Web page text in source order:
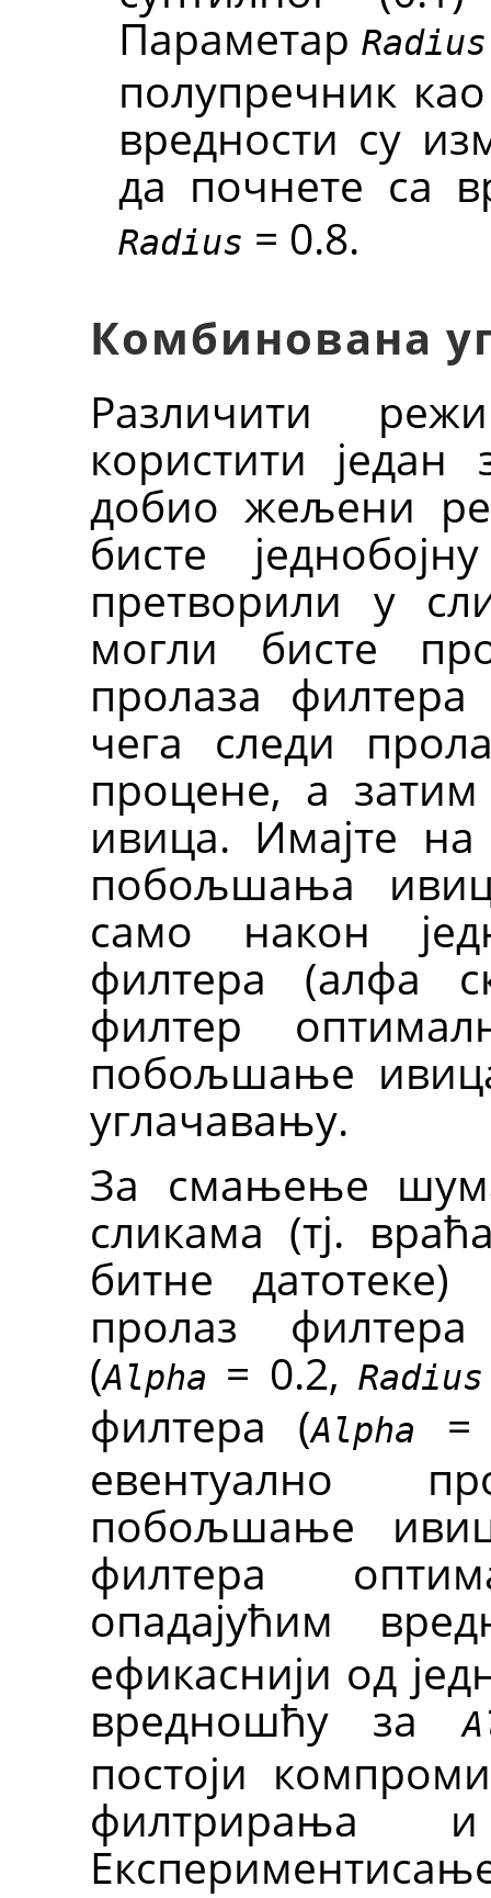
ПараметарRadius
полупречник
вредности су
да почнете са
Radius = 0.8.
Комбинована
Различити
користити
добио жељени
бисте
претворили у
могли бисте
пролаза
чега следи
процене, а
ивица. Имајте
побољшања
само након
филтера (алфа
филтер
побољшање
углачавању.
За смањење
сликама (тј.
битне
пролаз
(Alpha = 0.2, Radius
филтера (Alpha
евентуално
побољшање
филтера
опадајућим
ефикаснији од
вредношћу за
постоји
филтрирања